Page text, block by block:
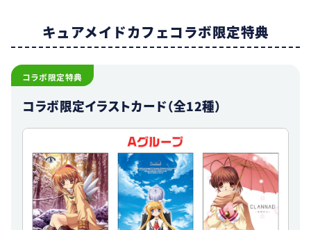
キュアメイドカフェコラボ限定特典
コラボ限定特典
コラボ限定イラストカード（全12種）